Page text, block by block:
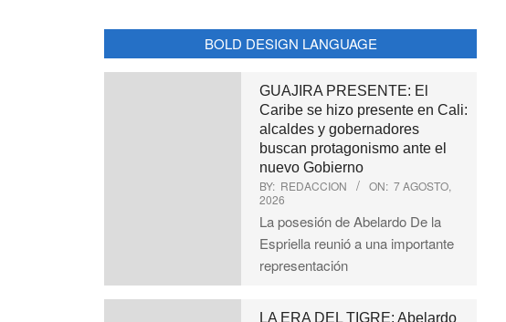
BOLD DESIGN LANGUAGE
GUAJIRA PRESENTE: El
Caribe se hizo presente en Cali:
alcaldes y gobernadores
buscan protagonismo ante el
nuevo Gobierno
BY: REDACCION ON: 7 AGOSTO,
2026
La posesión de Abelardo De la
Espriella reunió a una importante
representación
LA ERA DEL TIGRE: Abelardo